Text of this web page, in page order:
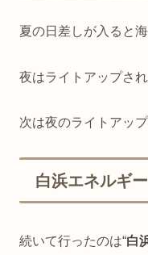
夏の日差しが入ると
夜はライトアップさ
次は夜のライトアッ
白浜エネルギ
続いて行ったのは“白